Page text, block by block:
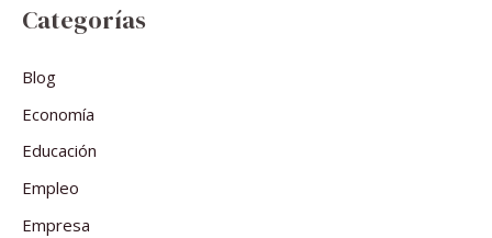
Categorías
Blog
Economía
Educación
Empleo
Empresa